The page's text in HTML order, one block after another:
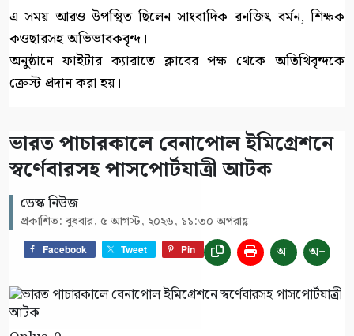
এ সময় আরও উপস্থিত ছিলেন সাংবাদিক রনজিৎ বর্মন, শিক্ষক
কওছারসহ অভিভাবকবৃন্দ।
অনুষ্ঠানে ফাইটার ক্যারাতে ক্লাবের পক্ষ থেকে অতিথিবৃন্দকে
ক্রেস্ট প্রদান করা হয়।
ভারত পাচারকালে বেনাপোল ইমিগ্রেশনে
স্বর্ণেবারসহ পাসপোর্টযাত্রী আটক
ডেস্ক নিউজ
প্রকাশিত: বুধবার, ৫ আগস্ট, ২০২৬, ১১:৩০ অপরাহ্ণ
Facebook Tweet Pin অ- অ+